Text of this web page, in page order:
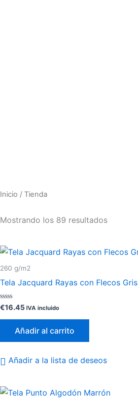
Inicio / Tienda
Mostrando los 89 resultados
260 g/m2
Tela Jacquard Rayas con Flecos Gris
Valorado
0
€16.45 IVA incluido
Añadir al carrito
Añadir a la lista de deseos